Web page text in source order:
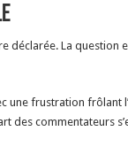
déclarée. La question
une frustration frôlant
des commentateurs